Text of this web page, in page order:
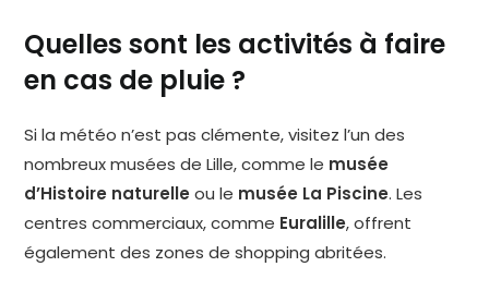
Quelles sont les activités à faire
en cas de pluie ?
Si la météo n’est pas clémente, visitez l’un des
nombreux musées de Lille, comme le musée
d’Histoire naturelle ou le musée La Piscine. Les
centres commerciaux, comme Euralille, offrent
également des zones de shopping abritées.